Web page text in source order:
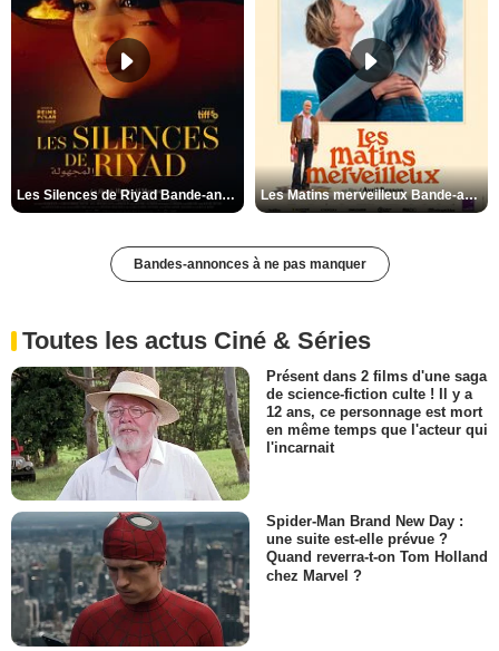
Les Silences de Riyad Bande-annonce VO STFR Les Matins merveilleux Bande-annonce VF
Bandes-annonces à ne pas manquer
Toutes les actus Ciné & Séries
Présent dans 2 films d'une saga
de science-fiction culte ! Il y a
12 ans, ce personnage est mort
en même temps que l'acteur qui
l'incarnait
Spider-Man Brand New Day :
une suite est-elle prévue ?
Quand reverra-t-on Tom Holland
chez Marvel ?